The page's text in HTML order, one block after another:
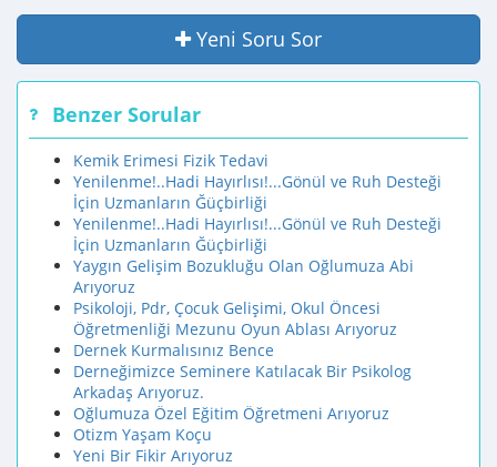
Yeni Soru Sor
Benzer Sorular
Kemik Erimesi Fizik Tedavi
Yenilenme!..Hadi Hayırlısı!...Gönül ve Ruh Desteği
İçin Uzmanların Ğüçbirliği
Yenilenme!..Hadi Hayırlısı!...Gönül ve Ruh Desteği
İçin Uzmanların Ğüçbirliği
Yaygın Gelişim Bozukluğu Olan Oğlumuza Abi
Arıyoruz
Psikoloji, Pdr, Çocuk Gelişimi, Okul Öncesi
Öğretmenliği Mezunu Oyun Ablası Arıyoruz
Dernek Kurmalısınız Bence
Derneğimizce Seminere Katılacak Bir Psikolog
Arkadaş Arıyoruz.
Oğlumuza Özel Eğitim Öğretmeni Arıyoruz
Otizm Yaşam Koçu
Yeni Bir Fikir Arıyoruz